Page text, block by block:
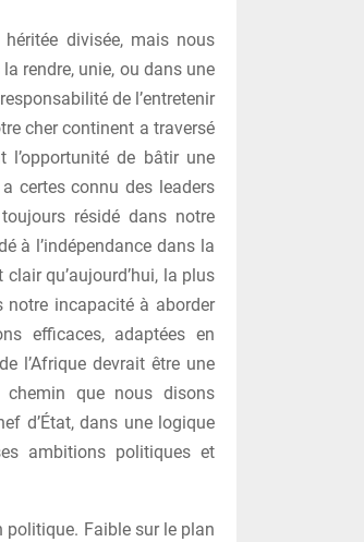
héritée divisée, mais nous
rendre, unie, ou dans une
de l’entretenir
cher continent a traversé
l’opportunité de bâtir une
certes connu des leaders
résidé dans notre
à l’indépendance dans la
qu’aujourd’hui, la plus
notre incapacité à aborder
efficaces, adaptées en
l’Afrique devrait être une
chemin que nous disons
d’État, dans une logique
ambitions politiques et
politique. Faible sur le plan